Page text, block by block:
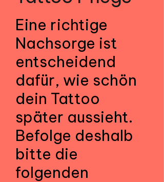
Eine richtige
Nachsorge ist
entscheidend
dafür, wie schön
dein Tattoo
später aussieht.
Befolge deshalb
bitte die
folgenden